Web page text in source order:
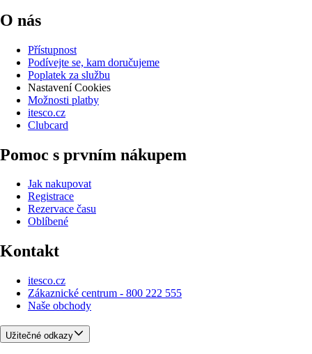
O nás
Přístupnost
Podívejte se, kam doručujeme
Poplatek za službu
Nastavení Cookies
Možnosti platby
itesco.cz
Clubcard
Pomoc s prvním nákupem
Jak nakupovat
Registrace
Rezervace času
Oblíbené
Kontakt
itesco.cz
Zákaznické centrum - 800 222 555
Naše obchody
Užitečné odkazy